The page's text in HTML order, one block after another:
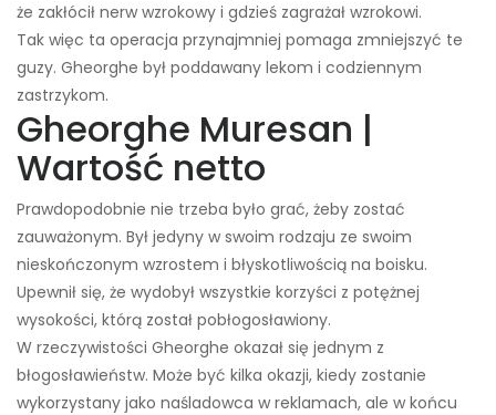
że zakłócił nerw wzrokowy i gdzieś zagrażał wzrokowi.
Tak więc ta operacja przynajmniej pomaga zmniejszyć te
guzy. Gheorghe był poddawany lekom i codziennym
zastrzykom.
Gheorghe Muresan |
Wartość netto
Prawdopodobnie nie trzeba było grać, żeby zostać
zauważonym. Był jedyny w swoim rodzaju ze swoim
nieskończonym wzrostem i błyskotliwością na boisku.
Upewnił się, że wydobył wszystkie korzyści z potężnej
wysokości, którą został pobłogosławiony.
W rzeczywistości Gheorghe okazał się jednym z
błogosławieństw. Może być kilka okazji, kiedy zostanie
wykorzystany jako naśladowca w reklamach, ale w końcu